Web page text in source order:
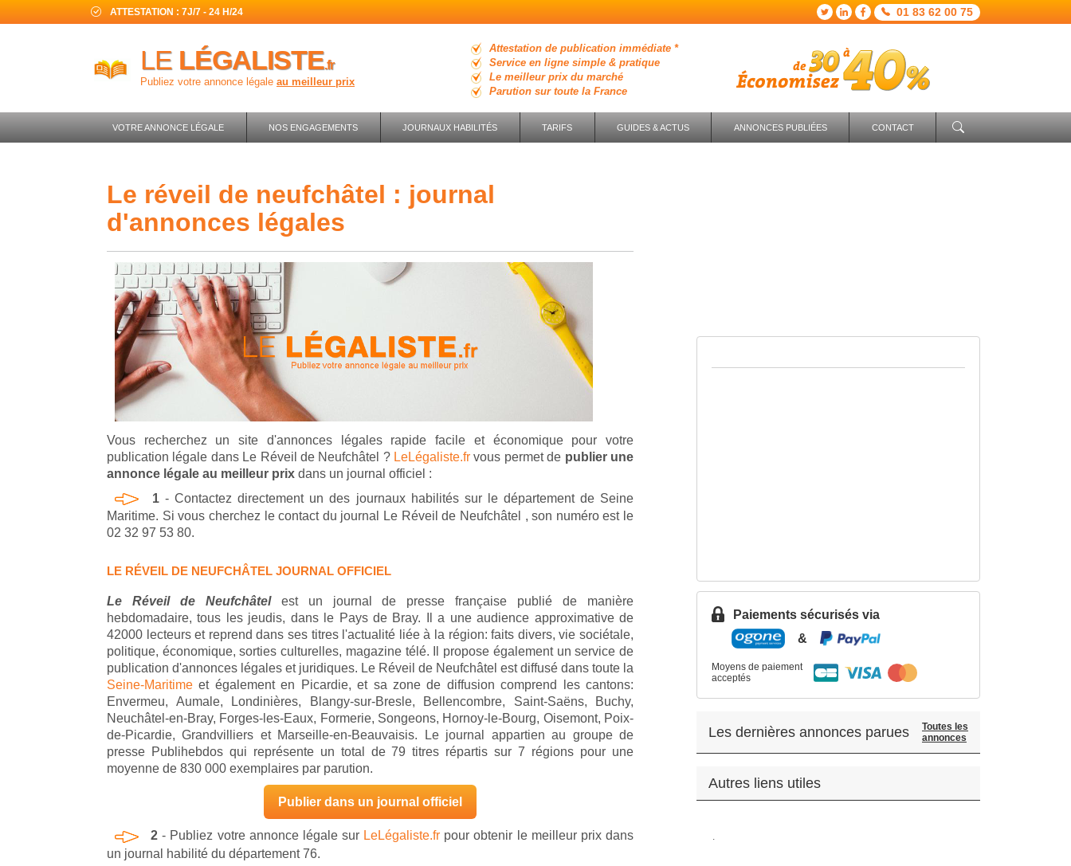
ATTESTATION : 7J/7 - 24 H/24 01 83 62 00 75
LE LÉGALISTE.fr
Publiez votre annonce légale au meilleur prix
Attestation de publication immédiate *
Service en ligne simple & pratique
Le meilleur prix du marché
Parution sur toute la France
VOTRE ANNONCE LÉGALE NOS ENGAGEMENTS JOURNAUX HABILITÉS TARIFS GUIDES & ACTUS ANNONCES PUBLIÉES CONTACT
le réveil de neufchâtel : journal
d'annonces légales
Vous recherchez un site d'annonces légales rapide facile et économique pour votre
publication légale dans Le Réveil de Neufchâtel ? LeLégaliste.fr vous permet de publier une
annonce légale au meilleur prix dans un journal officiel :
1 - Contactez directement un des journaux habilités sur le département de Seine
Maritime. Si vous cherchez le contact du journal Le Réveil de Neufchâtel , son numéro est le
02 32 97 53 80.
LE RÉVEIL DE NEUFCHÂTEL JOURNAL OFFICIEL
Le Réveil de Neufchâtel est un journal de presse française publié de manière
hebdomadaire, tous les jeudis, dans le Pays de Bray. Il a une audience approximative de
42000 lecteurs et reprend dans ses titres l'actualité liée à la région: faits divers, vie sociétale,
politique, économique, sorties culturelles, magazine télé. Il propose également un service de
publication d'annonces légales et juridiques. Le Réveil de Neufchâtel est diffusé dans toute la
Seine-Maritime et également en Picardie, et sa zone de diffusion comprend les cantons:
Envermeu, Aumale, Londinières, Blangy-sur-Bresle, Bellencombre, Saint-Saëns, Buchy,
Neuchâtel-en-Bray, Forges-les-Eaux, Formerie, Songeons, Hornoy-le-Bourg, Oisemont, Poix-
de-Picardie, Grandvilliers et Marseille-en-Beauvaisis. Le journal appartien au groupe de
presse Publihebdos qui représente un total de 79 titres répartis sur 7 régions pour une
moyenne de 830 000 exemplaires par parution.
Publier dans un journal officiel
2 - Publiez votre annonce légale sur LeLégaliste.fr pour obtenir le meilleur prix dans
un journal habilité du département 76.
Paiements sécurisés via
&
Moyens de paiement
acceptés
Les dernières annonces parues
Toutes les
annonces
Autres liens utiles
.